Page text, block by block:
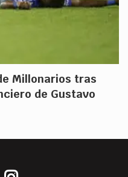
Millonarios tras
de Gustavo